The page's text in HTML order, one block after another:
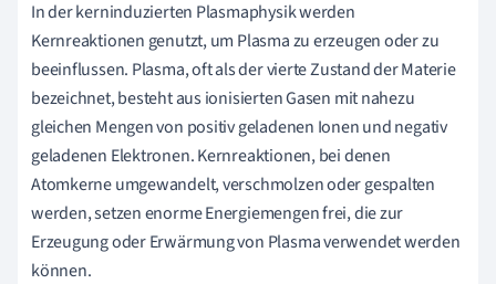
In der kerninduzierten Plasmaphysik werden
Kernreaktionen genutzt, um Plasma zu erzeugen oder zu
beeinflussen. Plasma, oft als der vierte Zustand der Materie
bezeichnet, besteht aus ionisierten Gasen mit nahezu
gleichen Mengen von positiv geladenen Ionen und negativ
geladenen Elektronen. Kernreaktionen, bei denen
Atomkerne umgewandelt, verschmolzen oder gespalten
werden, setzen enorme Energiemengen frei, die zur
Erzeugung oder Erwärmung von Plasma verwendet werden
können.